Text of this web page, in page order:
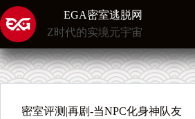
跳
至
内
容
EGA密室逃脱网
Z时代的实境元宇宙
密室评测|再剧-当NPC化身神队友